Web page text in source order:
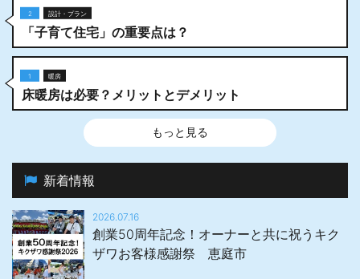
2 設計・プラン
「子育て住宅」の重要点は？
1 暖房
床暖房は必要？メリットとデメリット
もっと見る
新着情報
2026.07.16
創業50周年記念！オーナーと共に祝うキク
ザワお客様感謝祭 恵庭市